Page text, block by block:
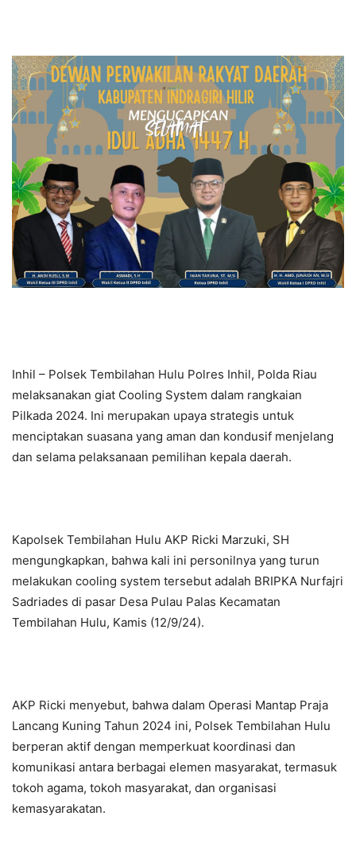
Inhil – Polsek Tembilahan Hulu Polres Inhil, Polda Riau
melaksanakan giat Cooling System dalam rangkaian
Pilkada 2024. Ini merupakan upaya strategis untuk
menciptakan suasana yang aman dan kondusif menjelang
dan selama pelaksanaan pemilihan kepala daerah.
Kapolsek Tembilahan Hulu AKP Ricki Marzuki, SH
mengungkapkan, bahwa kali ini personilnya yang turun
melakukan cooling system tersebut adalah BRIPKA Nurfajri
Sadriades di pasar Desa Pulau Palas Kecamatan
Tembilahan Hulu, Kamis (12/9/24).
AKP Ricki menyebut, bahwa dalam Operasi Mantap Praja
Lancang Kuning Tahun 2024 ini, Polsek Tembilahan Hulu
berperan aktif dengan memperkuat koordinasi dan
komunikasi antara berbagai elemen masyarakat, termasuk
tokoh agama, tokoh masyarakat, dan organisasi
kemasyarakatan.